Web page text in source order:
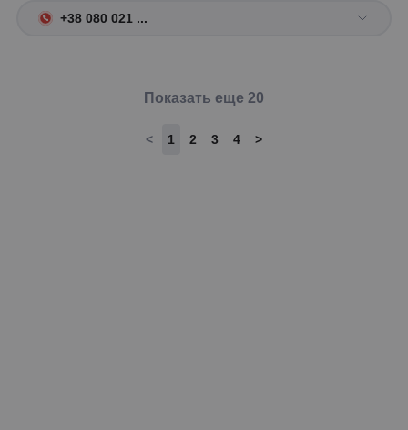
+38 080 021 ...
Показать еще 20
< 1 2 3 4 >